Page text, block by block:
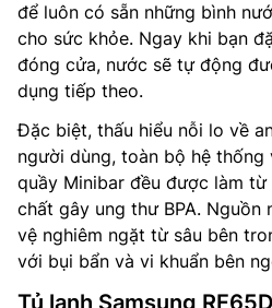
để luôn có sẵn những bình
cho sức khỏe. Ngay khi bạn
đóng cửa, nước sẽ tự động
dụng tiếp theo.
Đặc biệt, thấu hiểu nỗi lo về
người dùng, toàn bộ hệ
quầy Minibar đều được làm
chất gây ung thư BPA.
vệ nghiêm ngặt từ sâu bên
với bụi bẩn và vi khuẩn bên